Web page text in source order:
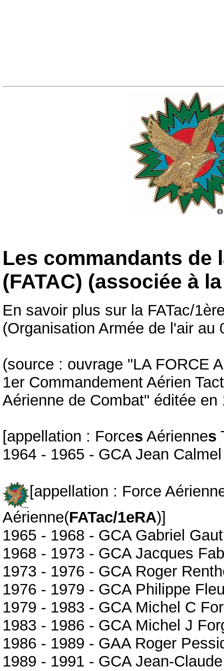
Les commandants de
(FATAC) (associée à
En savoir plus sur la FATac/
(Organisation Armée de l'air au
(source : ouvrage "LA FORCE
1er Commandement Aérien
Aérienne de Combat" éditée en
[appellation : Forces Aériennes
1964 - 1965 - GCA Jean Calmel
[appellation : Force
Aérienne(FATac/1eRA)]
1965 - 1968 - GCA Gabriel
1968 - 1973 - GCA Jacques
1973 - 1976 - GCA Roger
1976 - 1979 - GCA Philippe
1979 - 1983 - GCA Michel C
1983 - 1986 - GCA Michel J
1986 - 1989 - GAA Roger
1989 - 1991 - GCA Jean-